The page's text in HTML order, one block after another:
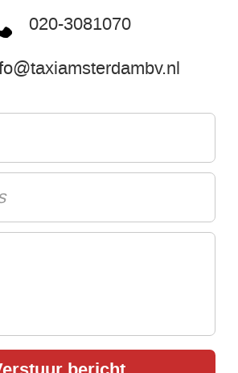
020-3081070